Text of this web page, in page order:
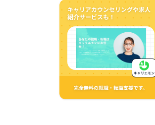
キャリアカウンセリングや求人
紹介サービスも！
完全無料の就職・転職支援です。
キャリエモン